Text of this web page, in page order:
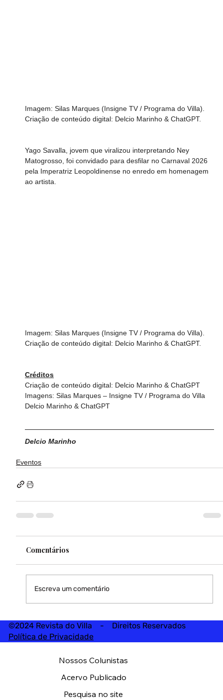
Imagem: Silas Marques (Insigne TV / Programa do Villa).
Criação de conteúdo digital: Delcio Marinho & ChatGPT.
Yago Savalla, jovem que viralizou interpretando Ney
Matogrosso, foi convidado para desfilar no Carnaval 2026
pela Imperatriz Leopoldinense no enredo em homenagem
ao artista.
Imagem: Silas Marques (Insigne TV / Programa do Villa).
Criação de conteúdo digital: Delcio Marinho & ChatGPT.
Créditos
Criação de conteúdo digital: Delcio Marinho & ChatGPT
Imagens: Silas Marques – Insigne TV / Programa do Villa
Delcio Marinho & ChatGPT
Delcio Marinho
Eventos
Comentários
Escreva um comentário
©2024 Revista do Villa - Direitos Reservados
Política de Privacidade
Nossos Colunistas
Acervo Publicado
Pesquisa no site